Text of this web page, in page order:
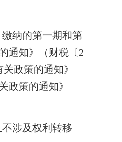
纳的第一期和第
通知》（财税〔2
政策的通知》
政策的通知》
涉及权利转移